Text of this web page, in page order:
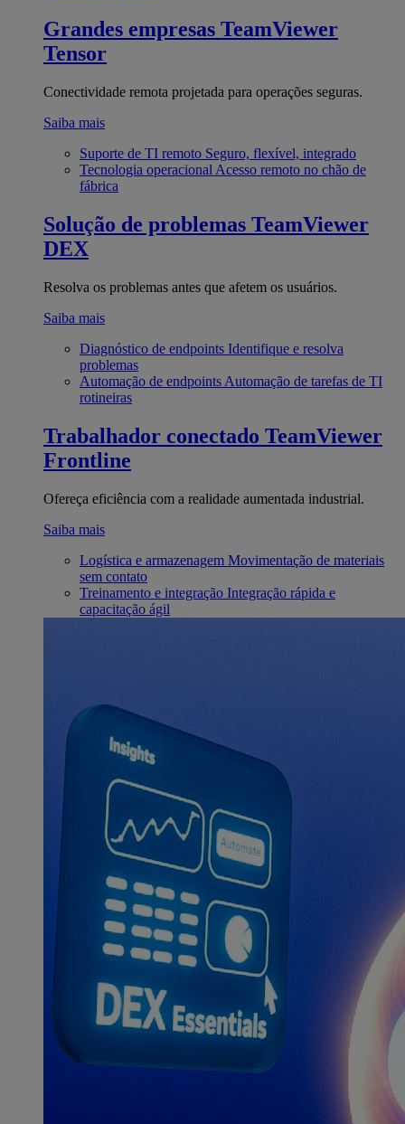
Grandes empresas TeamViewer
Tensor
Conectividade remota projetada para operações seguras.
Saiba mais
Suporte de TI remoto Seguro, flexível, integrado
Tecnologia operacional Acesso remoto no chão de
fábrica
Solução de problemas TeamViewer
DEX
Resolva os problemas antes que afetem os usuários.
Saiba mais
Diagnóstico de endpoints Identifique e resolva
problemas
Automação de endpoints Automação de tarefas de TI
rotineiras
Trabalhador conectado TeamViewer
Frontline
Ofereça eficiência com a realidade aumentada industrial.
Saiba mais
Logística e armazenagem Movimentação de materiais
sem contato
Treinamento e integração Integração rápida e
capacitação ágil